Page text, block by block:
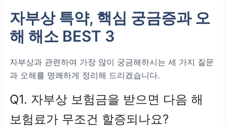
자부상 특약, 핵심 궁금증과 오
해 해소 BEST 3
자부상과 관련하여 가장 많이 궁금해하시는 세 가지 질문
과 오해를 명쾌하게 정리해 드리겠습니다.
Q1. 자부상 보험금을 받으면 다음 해
보험료가 무조건 할증되나요?